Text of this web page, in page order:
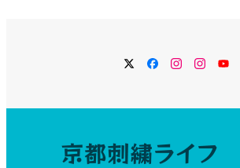
TwitterFacebook
Instagram